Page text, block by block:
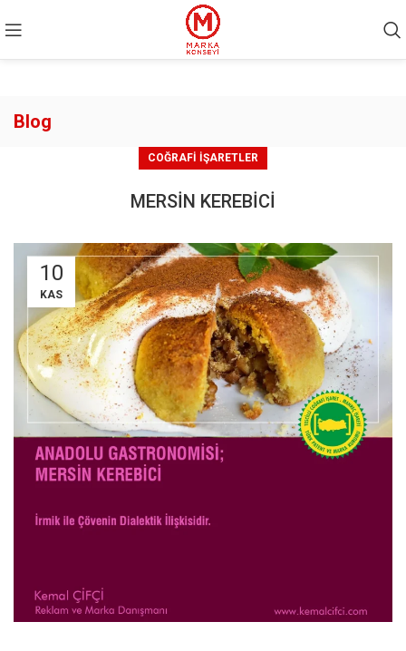
Blog
COĞRAFI İŞARETLER
MERSİN KEREBİCİ
10
KAS